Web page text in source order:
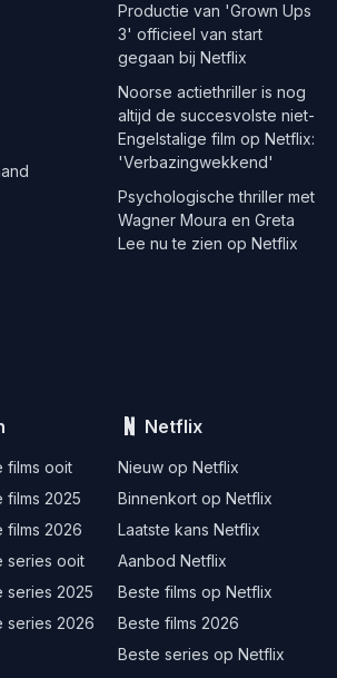
Productie van 'Grown Ups
3' officieel van start
gegaan bij Netflix
Noorse actiethriller is nog
altijd de succesvolste niet-
Engelstalige film op Netflix:
'Verbazingwekkend'
Psychologische thriller met
Wagner Moura en Greta
Lee nu te zien op Netflix
films ooit
films 2025
films 2026
series ooit
series 2025
series 2026
Netflix
Nieuw op Netflix
Binnenkort op Netflix
Laatste kans Netflix
Aanbod Netflix
Beste films op Netflix
Beste films 2026
Beste series op Netflix